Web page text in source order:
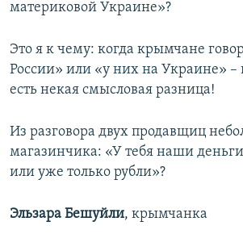
материковой Украине»?
Это я к чему: когда крымчане
России» или «у них на Украине» –
есть некая смысловая разница!
Из разговора двух продавщиц
магазинчика: «У тебя наши
или уже только рубли»?
Эльзара Бешуйли, крымчанка